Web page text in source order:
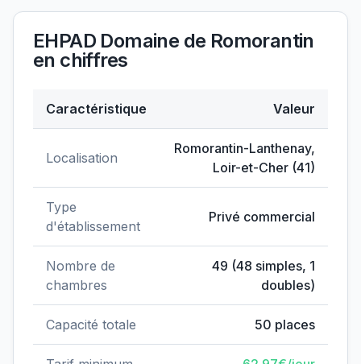
EHPAD Domaine de Romorantin
en chiffres
Caractéristique Valeur
Localisation
Romorantin-Lanthenay,
Loir-et-Cher (41)
Type
d'établissement
Privé commercial
Nombre de
chambres
49 (48 simples, 1
doubles)
Capacité totale 50 places